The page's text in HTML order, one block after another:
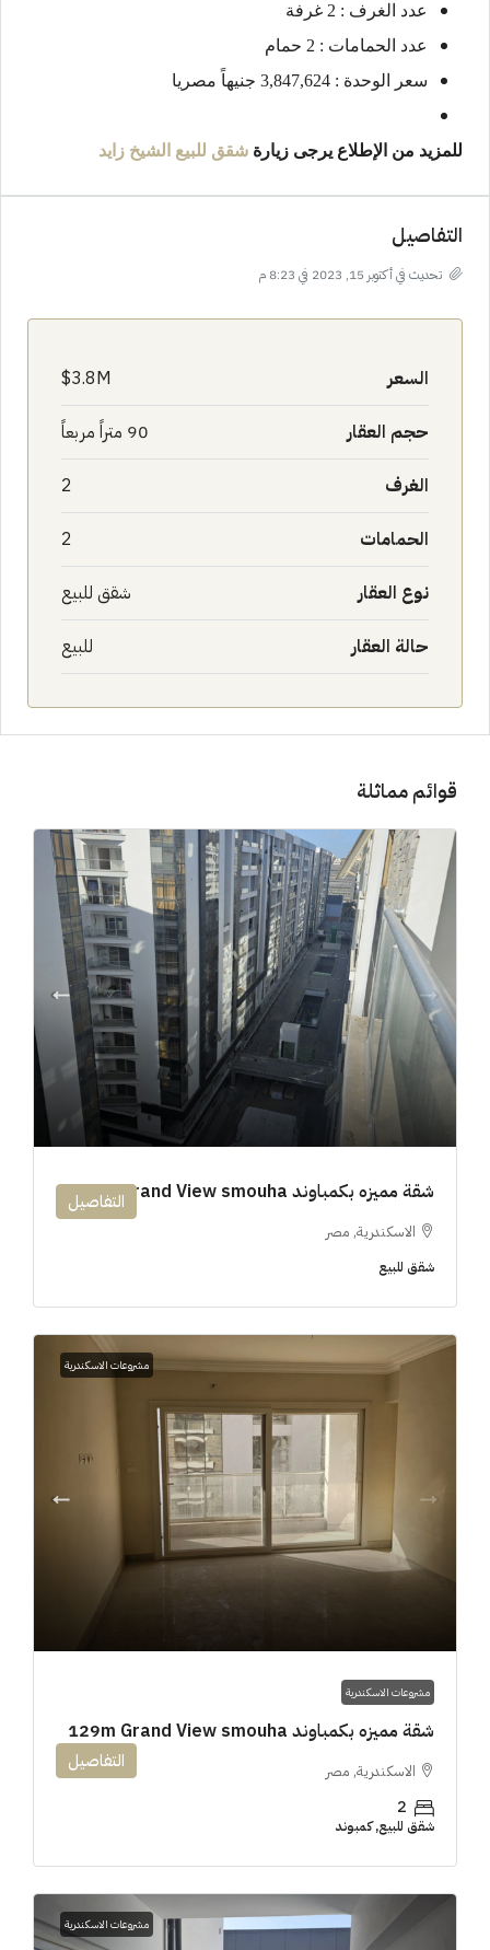
عدد الغرف : 2 غرفة
عدد الحمامات : 2 حمام
سعر الوحدة : 3,847,624 جنيهاً مصريا
للمزيد من الإطلاع يرجى زيارة شقق للبيع الشيخ زايد
التفاصيل
تحديث في أكتوبر 15, 2023 في 8:23 م
السعر 3.8M$
حجم العقار 90 متراً مربعاً
الغرف 2
الحمامات 2
نوع العقار شقق للبيع
حالة العقار للبيع
قوائم مماثلة
شقة مميزه بكمباوند 194m Grand View smouha
الاسكندرية, مصر
شقق للبيع
التفاصيل
مشروعات الاسكندرية
مشروعات الاسكندرية
شقة مميزه بكمباوند 129m Grand View smouha
الاسكندرية, مصر
2
شقق للبيع, كمبوند
التفاصيل
مشروعات الاسكندرية